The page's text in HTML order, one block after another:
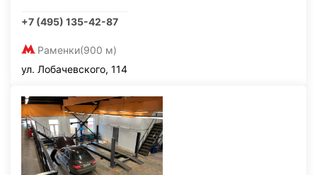
+7 (495) 135-42-87
Раменки(900 м)
ул. Лобачевского, 114